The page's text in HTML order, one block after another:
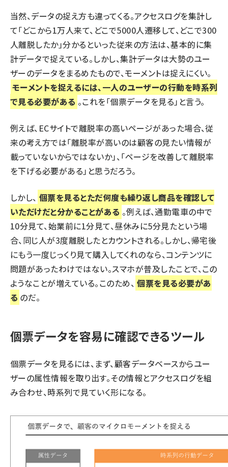
当然、データの捉え方も違ってくる。アクセスログを集計し
て「どこから1万人来て、どこで5000人遷移して、どこで300
人離脱したか」分かるといった従来の方法は、基本的に集
計データで捉えている。しかし、集計データは大勢のユー
ザーのデータをまるめたもので、モーメントは捉えにくい。
モーメントを捉えるには、一人のユーザーの行動を時系列
で見る必要がある 。これを「個票データを見る」と言う。
例えば、ECサイトで離脱率の高いページがあった場合、従
来の考え方では「離脱率が高いのは顧客の見たい情報が
載っていないからではないか」、「ページを改善して離脱率
を下げる必要がある」と思うだろう。
しかし、 個票を見るとただ何度も繰り返し商品を確認して
いただけだと分かることがある 。例えば、通勤電車の中で
10分見て、始業前に1分見て、昼休みに5分見たという場
合、同じ人が3度離脱したとカウントされる。しかし、帰宅後
にもう一度じっくり見て購入してくれのなら、コンテンツに
問題があったわけではない。スマホが普及したことで、この
ようなことが増えている。このため、 個票を見る必要があ
る のだ。
個票データを容易に確認できるツール
個票データを見るには、まず、顧客データベースからユー
ザーの属性情報を取り出す。その情報とアクセスログを組
み合わせ、時系列で見ていく形になる。